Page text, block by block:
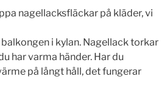
nagellacksfläckar på kläder, vi
i kylan. Nagellack torkar
har varma händer. Har du
på långt håll, det fungerar